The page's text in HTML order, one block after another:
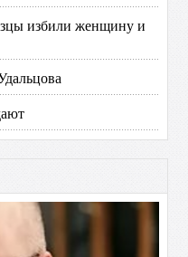
избили женщину и